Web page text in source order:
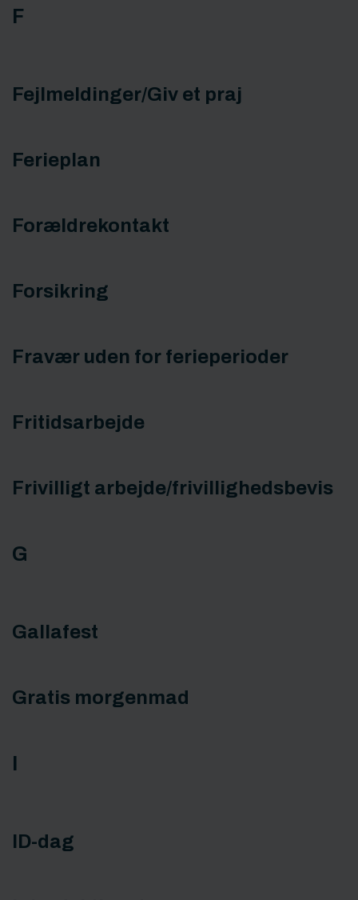
F
Fejlmeldinger/Giv et praj
Ferieplan
Forældrekontakt
Forsikring
Fravær uden for ferieperioder
Fritidsarbejde
Frivilligt arbejde/frivillighedsbevis
G
Gallafest
Gratis morgenmad
ID-dag